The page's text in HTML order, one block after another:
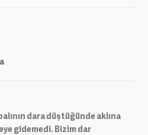
dara düştüğünde aklına
gidemedi. Bizim dar